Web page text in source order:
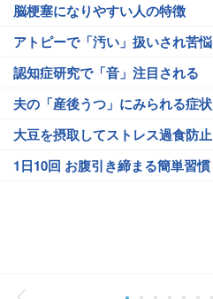
脳梗塞になりやすい人の特徴
アトピーで「汚い」扱いされ苦悩
認知症研究で「音」注目される
夫の「産後うつ」にみられる症状
大豆を摂取してストレス過食防止
1日10回 お腹引き締まる簡単習慣